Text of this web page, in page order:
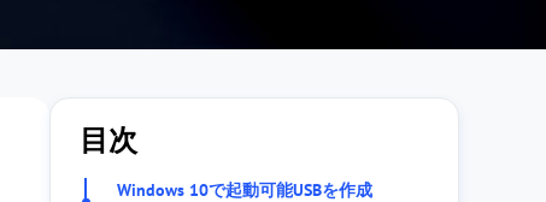
目次
Windows 10で起動可能USBを作成